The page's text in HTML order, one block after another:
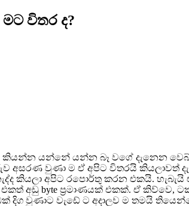
විතර ද?
කියන්න යන්නේ යන්න බෑ වගේ දැනෙන වෙබ්
වුණා ම ඒ අපිට විතරයි කියලාවත්
කියලා අපිට රපොර්තු කරන එකයි.
එකත් අඩු byte ප්‍රමාණයක් එකක්. ඒ
වුණාට වැඩේ ට අදාලව ම තමයි තියෙන්නෙ.